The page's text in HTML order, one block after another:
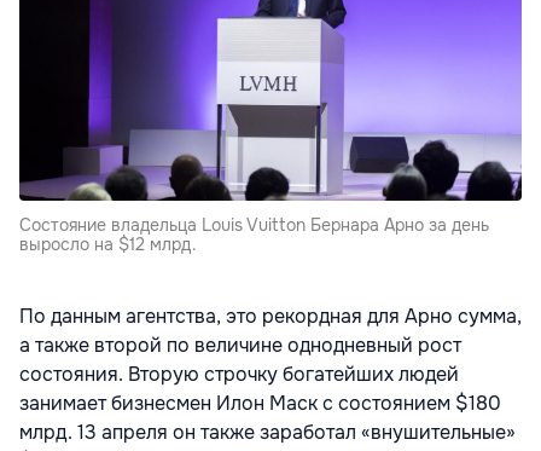
Cостояние владельца Louis Vuitton Бернара Арно за день
выросло на $12 млрд.
По данным агентства, это рекордная для Арно сумма,
а также второй по величине однодневный рост
состояния. Вторую строчку богатейших людей
занимает бизнесмен Илон Маск с состоянием $180
млрд. 13 апреля он также заработал «внушительные»